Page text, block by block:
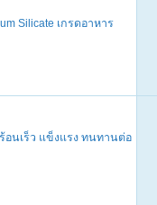
Silicate เกรดอาหาร
นเร็ว แข็งแรง ทนทานต่อ